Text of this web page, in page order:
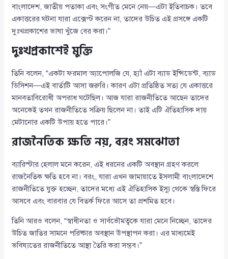
বাংলাদেশ, জাতীয় পতাকা এবং সংগীত মেনে নেয়—এটা ইতিবাচক। তবে
একাত্তরের ঘটনা যারা এক্সেপ্ট করেন না, তাদের উচিত এই প্রসঙ্গে একটি
দুঃখপ্রকাশের ভাষা খুঁজে বের করা।”
দুঃখপ্রকাশেই মুক্তি
তিনি বলেন, “একটা ফরমাল অ্যাপোলজি যে, হ্যাঁ এটা ব্যাড ইন্সিডেন্ট, ব্যাড
ডিসিশন—এই বার্তাটি আসা জরুরি। কারণ এটা প্রতিষ্ঠিত সত্য যে একাত্তরে
মানবতাবিরোধী অপরাধ ঘটেছিল। আজ যারা রাজনীতিতে আছেন তাদের
অনেকেই তখন রাজনীতিতে সক্রিয় ছিলেন না। তাই এটি ঐতিহাসিক দায়
মেটানোর একটি উপায় হতে পারে।”
রাজনৈতিক ক্ষতি নয়, বরং সমঝোতা
ব্যারিস্টার হেলাল মনে করেন, এই ধরনের একটি অবস্থান গ্রহণ করলে
রাজনৈতিক ক্ষতি হবে না। বরং, যারা এখন জামায়াতে ইসলামী বাংলাদেশে
রাজনীতিতে যুক্ত হচ্ছেন, তাদের মধ্যে এই ঐতিহাসিক ইস্যু থেকে স্বস্তি ফিরে
আসবে এবং বারবার যে বিতর্ক ফিরে আসে তা প্রশমিত হবে।
তিনি আরও বলেন, “স্বাধীনতা ও সার্বভৌমত্বকে যারা মেনে নিচ্ছেন, তাদের
উচিত জাতির সামনে পরিষ্কার অবস্থান উপস্থাপন করা। এর মাধ্যমেই
ভবিষ্যতের রাজনীতিতে আস্থা তৈরি করা সম্ভব।”